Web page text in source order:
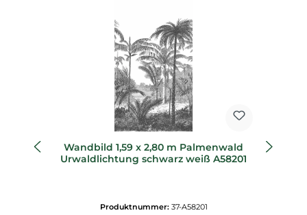
Wandbild 1,59 x 2,80 m Palmenwald
Urwaldlichtung schwarz weiß A58201
Produktnummer: 37-A58201